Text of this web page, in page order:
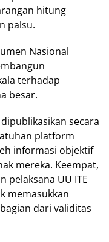
hitung
palsu.
Nasional
terhadap
besar.
secara
platform
informasi objektif
mereka. Keempat,
pelaksana UU ITE
memasukkan
dari validitas